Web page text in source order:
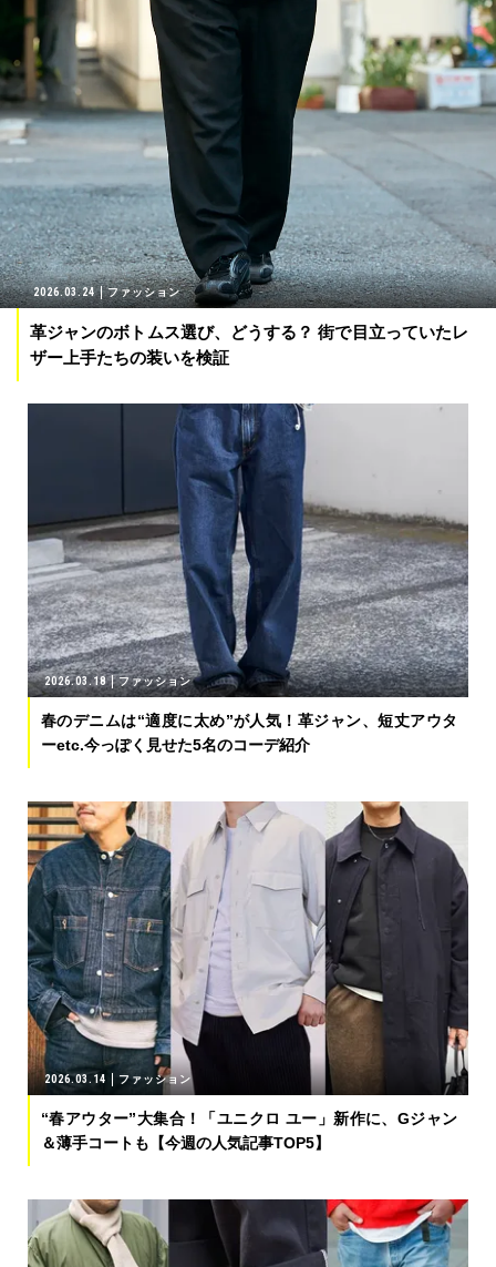
2026.03.24 ファッション
革ジャンのボトムス選び、どうする？ 街で目立っていたレ
ザー上手たちの装いを検証
2026.03.18 ファッション
春のデニムは“適度に太め”が人気！革ジャン、短丈アウタ
ーetc.今っぽく見せた5名のコーデ紹介
2026.03.14 ファッション
“春アウター”大集合！「ユニクロ ユー」新作に、Gジャン
＆薄手コートも【今週の人気記事TOP5】